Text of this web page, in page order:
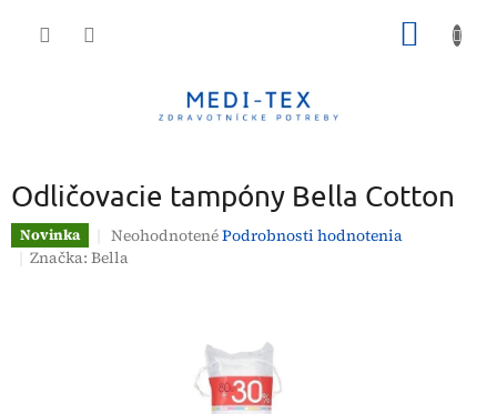
Odličovacie tampóny Bella Cotton
Novinka
Priemerné
hodnotenie
hviezdičiek.
NeohodnotenéPodrobnosti hodnotenia
Značka:Bella